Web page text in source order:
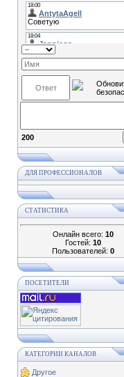
200
ДЛЯ ПРОФЕССИОНАЛОВ
СТАТИСТИКА
Онлайн всего: 10
Гостей: 10
Пользователей: 0
ПОСЕТИТЕЛИ
КАТЕГОРИИ КАНАЛОВ
Другое